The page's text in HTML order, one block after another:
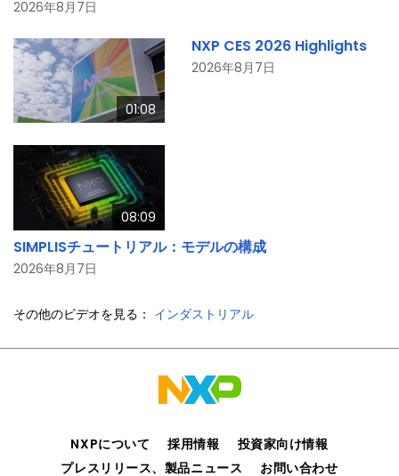
2026年8月7日
01:08
NXP CES 2026 Highlights
2026年8月7日
08:09
SIMPLISチュートリアル：モデルの構成
2026年8月7日
その他のビデオを見る： インダストリアル
NXPについて 採用情報
投資家向け情報
プレスリリース、製品ニュース
お問い合わせ